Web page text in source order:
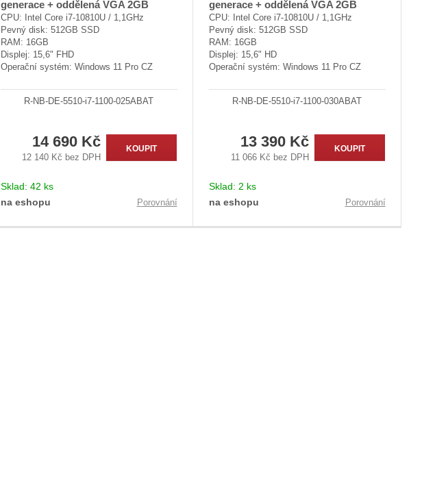
generace + oddělená VGA 2GB
CPU: Intel Core i7-10810U / 1,1GHz
Pevný disk: 512GB SSD
RAM: 16GB
Displej: 15,6" FHD
Operační systém: Windows 11 Pro CZ
R-NB-DE-5510-i7-1100-025ABAT
14 690 Kč
12 140 Kč bez DPH
KOUPIT
Sklad: 42 ks
na eshopu
Porovnání
generace + oddělená VGA 2GB
CPU: Intel Core i7-10810U / 1,1GHz
Pevný disk: 512GB SSD
RAM: 16GB
Displej: 15,6" HD
Operační systém: Windows 11 Pro CZ
R-NB-DE-5510-i7-1100-030ABAT
13 390 Kč
11 066 Kč bez DPH
KOUPIT
Sklad: 2 ks
na eshopu
Porovnání